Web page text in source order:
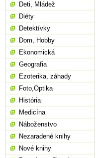
Deti, Mládež
Diéty
Detektívky
Dom, Hobby
Ekonomická
Geografia
Ezoterika, záhady
Foto,Optika
História
Medicína
Náboženstvo
Nezaradené knihy
Nové knihy